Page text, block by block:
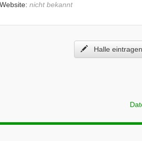
Website: nicht bekannt
Halle eintragen